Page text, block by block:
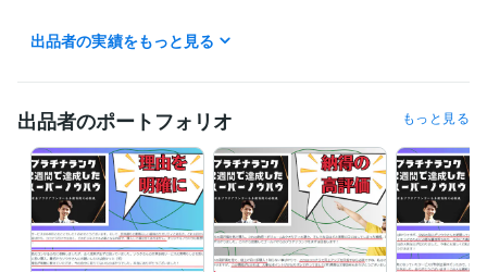
※活動時間は主に9:00～20:00
(20:00以降のお問い合わせに関しては翌朝の返答となります)
✅基本的に作業は平日のみ(土日祝は返信遅くなります)
✅12時間以内に全て返信
(遅くなったとしても必ず返信します)
※活動時間は主に9:00～20:00
(20:00以降のお問い合わせに関しては翌朝の返答となります)
『電話相談編』
✅完全予約制
出品者の実績をもっと見る
出品者のポートフォリオ もっと見る